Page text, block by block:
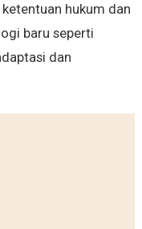
hukum dan
baru seperti
dan